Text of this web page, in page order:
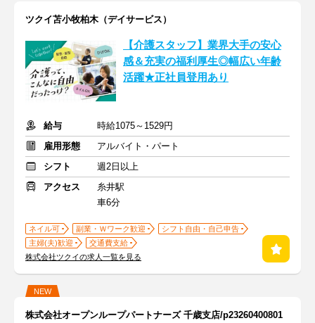
ツクイ苫小牧柏木（デイサービス）
【介護スタッフ】業界大手の安心
感＆充実の福利厚生◎幅広い年齢
活躍★正社員登用あり
給与
時給1075～1529円
雇用形態
アルバイト・パート
シフト
週2日以上
アクセス
糸井駅
車6分
ネイル可 副業・Ｗワーク歓迎
シフト自由・自己申告
主婦(夫)歓迎
交通費支給
株式会社ツクイの求人一覧を見る
NEW
株式会社オープンループパートナーズ 千歳支店/p23260400801